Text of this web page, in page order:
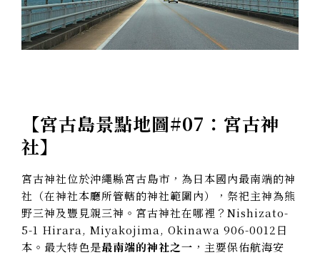
【宮古島景點地圖#07：宮古神
社】
宮古神社位於沖繩縣宮古島市，為日本國內最南端的神
社（在神社本廳所管轄的神社範圍內），祭祀主神為熊
野三神及豐見親三神。宮古神社在哪裡？Nishizato-
5-1 Hirara, Miyakojima, Okinawa 906-0012日
本。最大特色是最南端的神社之一 ，主要保佑航海安